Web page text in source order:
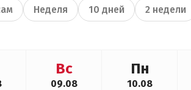
Неделя 10 дней 2 недели
Вс
09.08
Пн
10.08